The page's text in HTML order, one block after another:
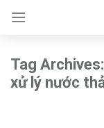
Tag Archives:
xử lý nước